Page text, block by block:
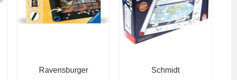
Ravensburger
Schmidt